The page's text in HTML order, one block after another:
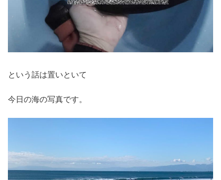
という話は置いといて
今日の海の写真です。